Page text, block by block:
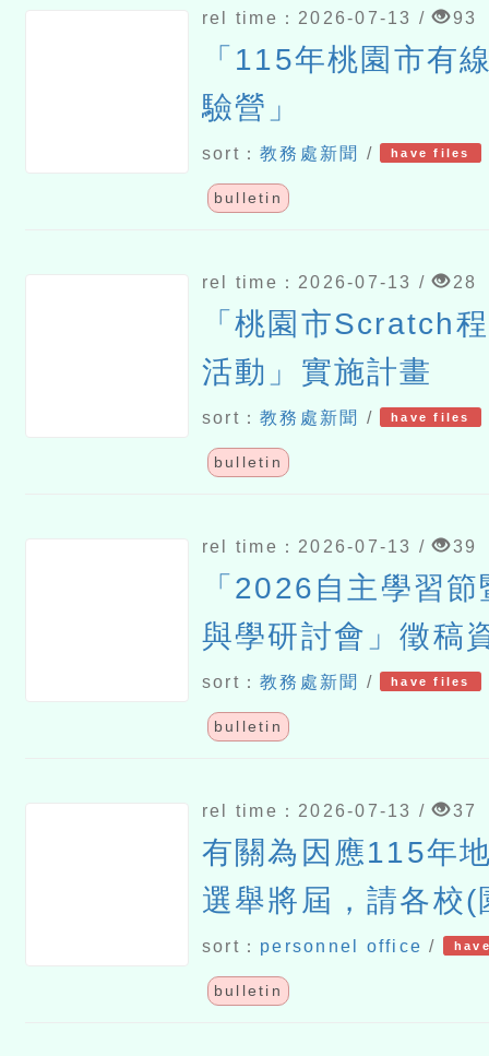
rel time：2026-07-13 / 93
「115年桃園市有
驗營」
sort：教務處新聞 / have files
bulletin
rel time：2026-07-13 / 28
「桃園市Scratch
活動」實施計畫
sort：教務處新聞 / have files
bulletin
rel time：2026-07-13 / 39
「2026自主學習
與學研討會」徵稿
sort：教務處新聞 / have files
bulletin
rel time：2026-07-13 / 37
有關為因應115年
選舉將屆，請各校
行政中立及教育中
並督促所屬人員確
sort： personnel office /
bulletin